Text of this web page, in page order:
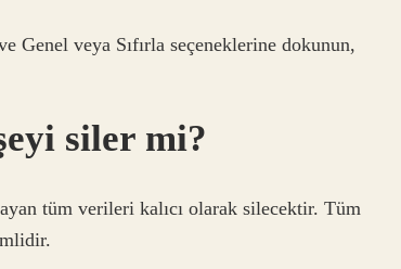
Genel veya Sıfırla seçeneklerine dokunun,
siler mi?
tüm verileri kalıcı olarak silecektir. Tüm